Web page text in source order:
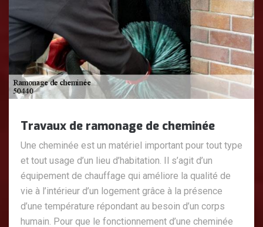
Travaux de ramonage de cheminée
Une cheminée est un matériel important pour tout type
et tout usage d’un lieu d’habitation. Il s’agit d’un
équipement de chauffage qui améliore la qualité de
vie à l’intérieur d’un logement grâce à la présence
d’une température répondant au besoin d’un corps
humain. Pour que le fonctionnement d’une cheminée